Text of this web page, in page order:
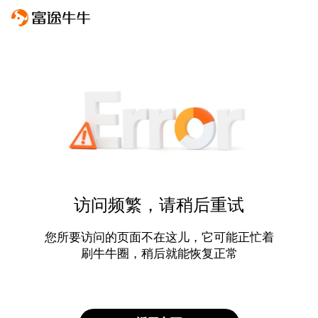
访问频繁，请稍后重试
您所要访问的页面不在这儿，它可能正忙着
刷牛牛圈，稍后就能恢复正常